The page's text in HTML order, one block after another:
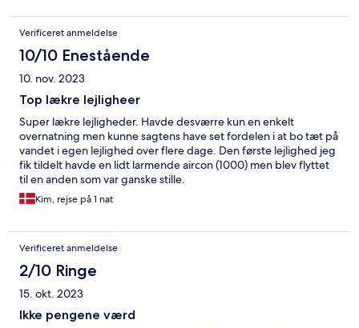
Verificeret anmeldelse
10/10 Enestående
10. nov. 2023
Top lækre lejligheer
Super lækre lejligheder. Havde desværre kun en enkelt
overnatning men kunne sagtens have set fordelen i at bo tæt på
vandet i egen lejlighed over flere dage. Den første lejlighed jeg
fik tildelt havde en lidt larmende aircon (1000) men blev flyttet
til en anden som var ganske stille.
Kim, rejse på 1 nat
Verificeret anmeldelse
2/10 Ringe
15. okt. 2023
Ikke pengene værd